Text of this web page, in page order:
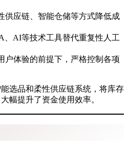
供应链、智能仓储等方式降低成
、AI等技术工具替代重复性人工
户体验的前提下，严格控制各项
选品和柔性供应链系统，将库存
幅提升了资金使用效率。